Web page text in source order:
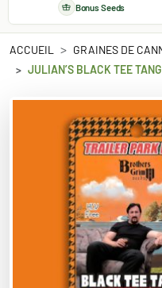
Bonus Seeds
ACCUEIL GRAINES DE
JULIAN’S BLACK TEE